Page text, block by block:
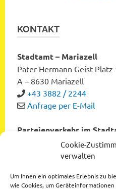
Cookie-
verwalten
Um Ihnen ein optimales Erlebnis zu
wie Cookies, um
KONTAKT
Stadtamt – Mariazell
Pater Hermann Geist-Platz
A – 8630 Mariazell
+43 3882 / 2244
Anfrage per E-Mail
Parteienverkehr im
Montag bis Freitag von
Dienstag und Donnerstag